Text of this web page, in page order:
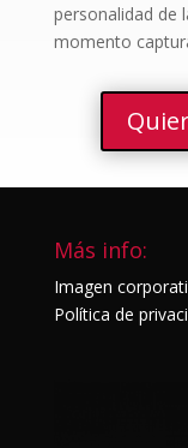
personalidad de
momento
Más info:
Imagen
Política de